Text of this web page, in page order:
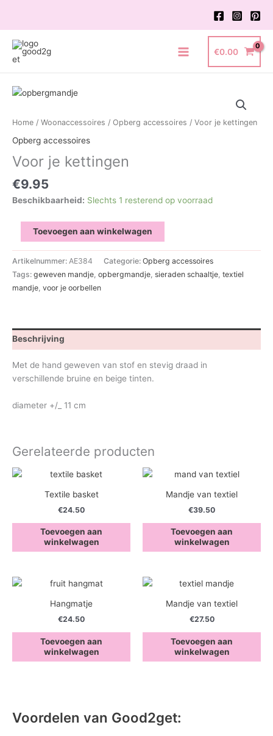
de
inhoud
Main
€0.00
Voordelen van Good2get:
Home / Woonaccessoires / Opberg accessoires / Voor je kettingen
Opberg accessoires
Voor je kettingen
€9.95
Beschikbaarheid: Slechts 1 resterend op voorraad
Toevoegen aan winkelwagen
Artikelnummer: AE384 Categorie: Opberg accessoires
Tags: geweven mandje opbergmandje sieraden schaaltje textiel
mandje voor je oorbellen
Beschrijving
Met de hand geweven van stof en stevig draad in
verschillende bruine en beige tinten.
diameter +/_ 11 cm
Gerelateerde producten
Textile basket
€24.50
Toevoegen aan
winkelwagen
Mandje van textiel
€39.50
Toevoegen aan
winkelwagen
Hangmatje
€24.50
Toevoegen aan
winkelwagen
Mandje van textiel
€27.50
Toevoegen aan
winkelwagen